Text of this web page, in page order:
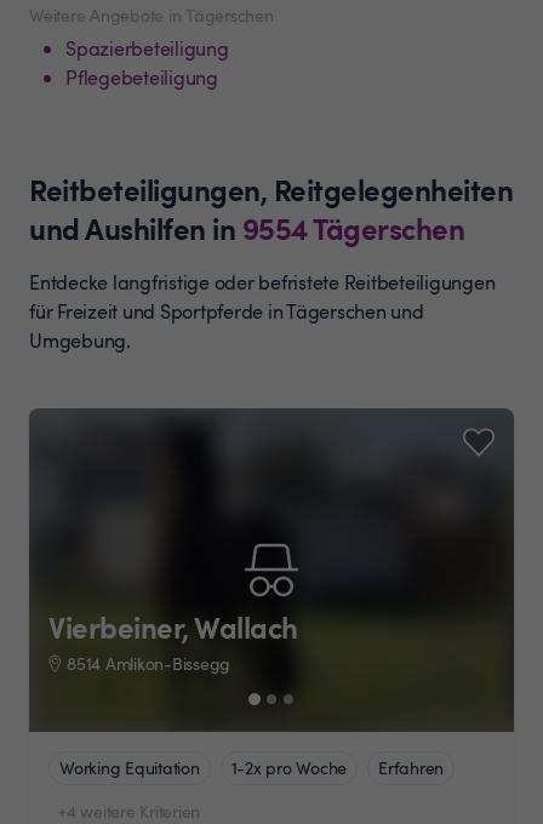
Weitere Angebote in Tägerschen
Spazierbeteiligung
Pflegebeteiligung
Reitbeteiligungen, Reitgelegenheiten
und Aushilfen in 9554Tägerschen
Entdecke langfristige oder befristete Reitbeteiligungen
für Freizeit und Sportpferde in Tägerschen und
Umgebung.
Vierbeiner, Wallach
8514 Amlikon-Bissegg
Working Equitation 1-2x pro Woche
Erfahren
+4 weitere Kriterien